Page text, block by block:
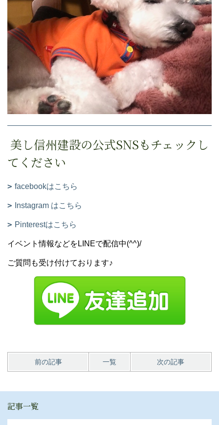
美し信州建設の公式SNSもチェックし
てください
facebookはこちら
Instagram はこちら
Pinterestはこちら
イベント情報などをLINEで配信中(^^)/
ご質問も受け付けております♪
前の記事 一覧 次の記事
記事一覧